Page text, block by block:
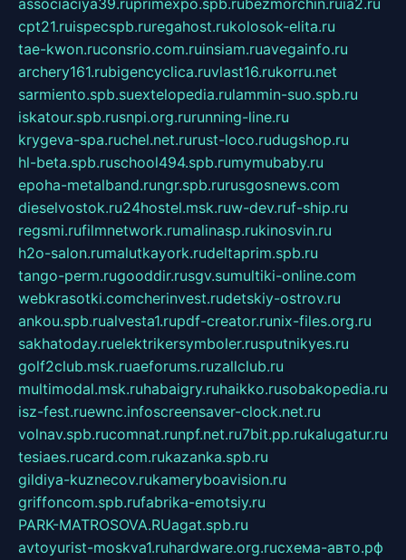
associaciya39.ruprimexpo.spb.rubezmorchin.ruia2.ru
cpt21.ruispecspb.ruregahost.rukolosok-elita.ru
tae-kwon.ruconsrio.com.ruinsiam.ruavegainfo.ru
archery161.rubigencyclica.ruvlast16.rukorru.net
sarmiento.spb.suextelopedia.rulammin-suo.spb.ru
iskatour.spb.rusnpi.org.rurunning-line.ru
krygeva-spa.ruchel.net.rurust-loco.rudugshop.ru
hl-beta.spb.ruschool494.spb.rumymubaby.ru
epoha-metalband.rungr.spb.rurusgosnews.com
dieselvostok.ru24hostel.msk.ruw-dev.ruf-ship.ru
regsmi.rufilmnetwork.rumalinasp.rukinosvin.ru
h2o-salon.rumalutkayork.rudeltaprim.spb.ru
tango-perm.rugooddir.rusgv.sumultiki-online.com
webkrasotki.comcherinvest.rudetskiy-ostrov.ru
ankou.spb.rualvesta1.rupdf-creator.runix-files.org.ru
sakhatoday.ruelektrikersymboler.rusputnikyes.ru
golf2club.msk.ruaeforums.ruzallclub.ru
multimodal.msk.ruhabaigry.ruhaikko.rusobakopedia.ru
isz-fest.ruewnc.infoscreensaver-clock.net.ru
volnav.spb.rucomnat.runpf.net.ru7bit.pp.rukalugatur.ru
tesiaes.rucard.com.rukazanka.spb.ru
gildiya-kuznecov.rukameryboavision.ru
griffoncom.spb.rufabrika-emotsiy.ru
PARK-MATROSOVA.RUagat.spb.ru
avtoyurist-moskva1.ruhardware.org.ruсхема-авто.рф